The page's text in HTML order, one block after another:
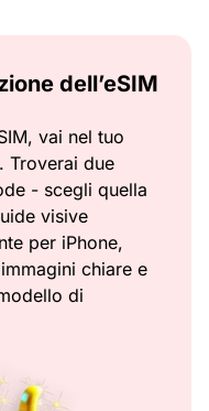
dell’eSIM
vai nel tuo
Troverai due
- scegli quella
visive
per iPhone,
chiare e
di